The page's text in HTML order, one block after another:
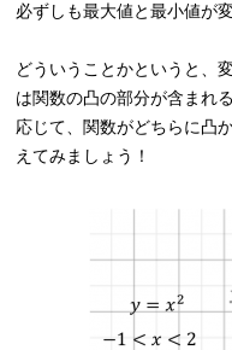
必ずしも最大値と最小値が
どういうことかというと、
は関数の凸の部分が含まれ
応じて、関数がどちらに凸
えてみましょう！